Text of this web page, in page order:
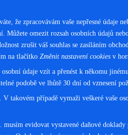
že zpracovávám vaše nepřesné údaje
Můžete omezit rozsah osobních údajů
zrušit váš souhlas se zasíláním
na tlačítko Změnit nastavení cookies v
údaje vzít a přenést k někomu
podobě ve lhůtě 30 dní od vznesení
takovém případě vymaži veškeré vaše
evidovat vystavené daňové